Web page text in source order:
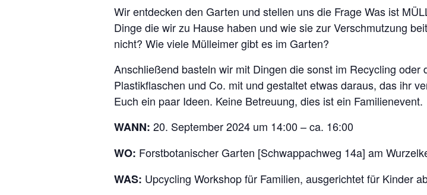
Wir entdecken den Garten und stellen uns die Frage Was ist
Dinge die wir zu Hause haben und wie sie zur Verschmutzung
nicht? Wie viele Mülleimer gibt es im Garten?
Anschließend basteln wir mit Dingen die sonst im Recycling
Plastikflaschen und Co. mit und gestaltet etwas daraus, das ihr
Euch ein paar Ideen. Keine Betreuung, dies ist ein Familienevent.
WANN: 20. September 2024 um 14:00 – ca. 16:00
WO: Forstbotanischer Garten [Schwappachweg 14a] am
WAS: Upcycling Workshop für Familien, ausgerichtet für Kinder